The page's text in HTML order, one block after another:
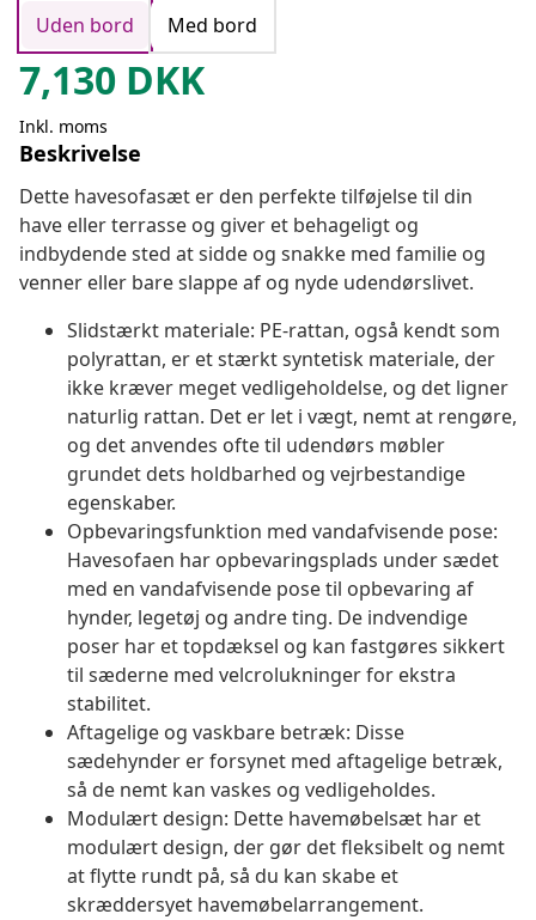
Uden bord
Med bord
7,130 DKK
Inkl. moms
Beskrivelse
Dette havesofasæt er den perfekte tilføjelse til din
have eller terrasse og giver et behageligt og
indbydende sted at sidde og snakke med familie og
venner eller bare slappe af og nyde udendørslivet.
Slidstærkt materiale: PE-rattan, også kendt som
polyrattan, er et stærkt syntetisk materiale, der
ikke kræver meget vedligeholdelse, og det ligner
naturlig rattan. Det er let i vægt, nemt at rengøre,
og det anvendes ofte til udendørs møbler
grundet dets holdbarhed og vejrbestandige
egenskaber.
Opbevaringsfunktion med vandafvisende pose:
Havesofaen har opbevaringsplads under sædet
med en vandafvisende pose til opbevaring af
hynder, legetøj og andre ting. De indvendige
poser har et topdæksel og kan fastgøres sikkert
til sæderne med velcrolukninger for ekstra
stabilitet.
Aftagelige og vaskbare betræk: Disse
sædehynder er forsynet med aftagelige betræk,
så de nemt kan vaskes og vedligeholdes.
Modulært design: Dette havemøbelsæt har et
modulært design, der gør det fleksibelt og nemt
at flytte rundt på, så du kan skabe et
skræddersyet havemøbelarrangement.